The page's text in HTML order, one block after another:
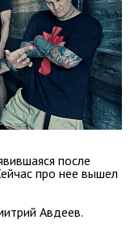
после
про нее вышел
Авдеев.